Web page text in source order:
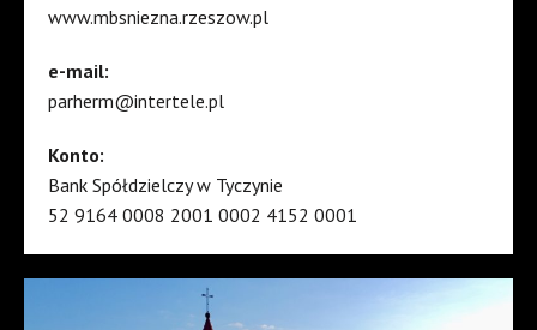
www.mbsniezna.rzeszow.pl
e-mail:
parherm@intertele.pl
Konto:
Bank Spółdzielczy w Tyczynie
52 9164 0008 2001 0002 4152 0001